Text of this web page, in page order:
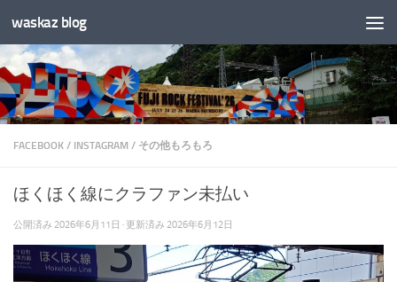
コンテンツへスキップ
waskaz blog
FACEBOOK / INSTAGRAM / その他もろもろ
ほくほく線にクラファン未払い
公開済み 2026年6月11日 · 更新済み 2026年6月12日